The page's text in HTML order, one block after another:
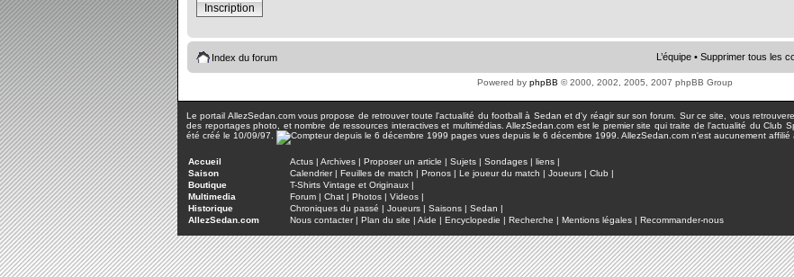
Inscription
Index du forum L’équipe • Supprimer tous les
Powered by phpBB © 2000, 2002, 2005, 2007 phpBB Group
Le portail AllezSedan.com vous propose de retrouver toute l'actualité du football à Sedan et d'y réagir sur son forum. Sur ce site, vous
des reportages photo, et nombre de ressources interactives et multimédias. AllezSedan.com est le premier site qui traite de l'actualité du Club
été créé le 10/09/97.
pages vues depuis le 6 décembre 1999. AllezSedan.com n'est aucunement
Accueil Actus | Archives | Proposer un article | Sujets | Sondages | liens |
Saison
Calendrier| Feuilles de match | Pronos | Le joueur du match | Joueurs | Club |
Boutique
T-Shirts Vintage et Originaux |
Multimedia
Forum | Chat | Photos | Videos |
Historique
Chroniques du passé | Joueurs | Saisons | Sedan |
AllezSedan.com
Nous contacter| Plan du site | Aide | Encyclopedie | Recherche | Mentions légales | Recommander-nous